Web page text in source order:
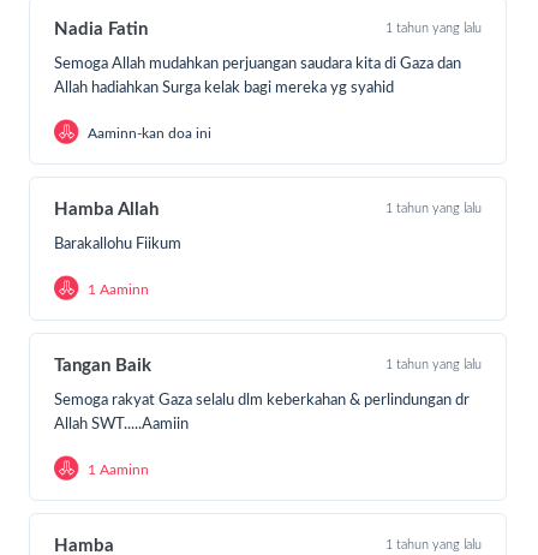
Nadia Fatin 1 tahun yang lalu
Semoga Allah mudahkan perjuangan saudara kita di Gaza dan
Allah hadiahkan Surga kelak bagi mereka yg syahid
Aaminn-kan doa ini
Hamba Allah 1 tahun yang lalu
Barakallohu Fiikum
1 Aaminn
Tangan Baik 1 tahun yang lalu
Semoga rakyat Gaza selalu dlm keberkahan & perlindungan dr
Allah SWT.....Aamiin
1 Aaminn
Hamba 1 tahun yang lalu